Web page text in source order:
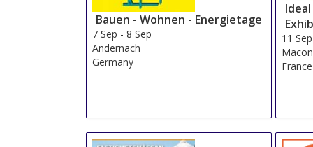
Bauen - Wohnen - Energietage
7 Sep - 8 Sep
Andernach
Germany
11 Sep
Macon
France